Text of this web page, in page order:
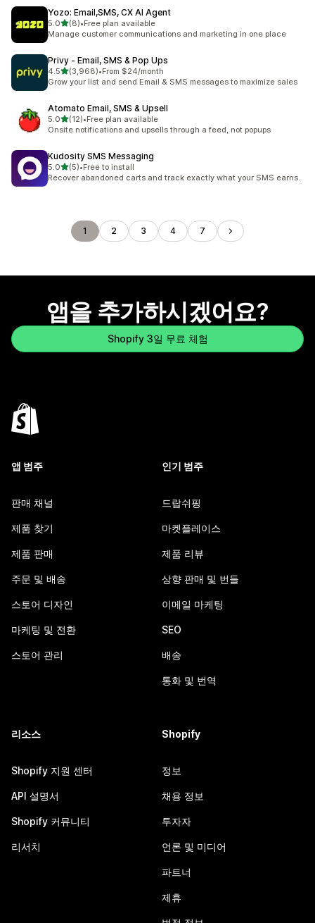
Yozo: Email,SMS, CX AI Agent
5.0별 5개 중
(8)
총 리뷰 8개
•Free plan available
Manage customer communications and marketing in one place
Privy ‑ Email, SMS & Pop Ups
4.5별 5개 중
(3,968)
총 리뷰 3968개
•From $24/month
Grow your list and send Email & SMS messages to maximize sales
Atomato Email, SMS & Upsell
5.0별 5개 중
(12)
총 리뷰 12개
•Free plan available
Onsite notifications and upsells through a feed, not popups
Kudosity SMS Messaging
5.0별 5개 중
(5)
총 리뷰 5개
•Free to install
Recover abandoned carts and track exactly what your SMS earns.
1 2 3 4 7
앱을 추가하시겠어요?
Shopify 3일 무료 체험
앱 범주
판매 채널
제품 찾기
제품 판매
주문 및 배송
스토어 디자인
마케팅 및 전환
스토어 관리
인기 범주
드랍쉬핑
마켓플레이스
제품 리뷰
상향 판매 및 번들
이메일 마케팅
SEO
배송
통화 및 번역
리소스
Shopify 지원 센터
API 설명서
Shopify 커뮤니티
리서치
Shopify
정보
채용 정보
투자자
언론 및 미디어
파트너
제휴